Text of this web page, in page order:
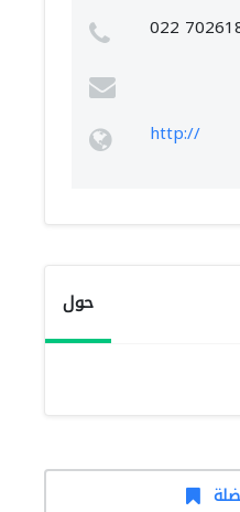
022
http://
حول